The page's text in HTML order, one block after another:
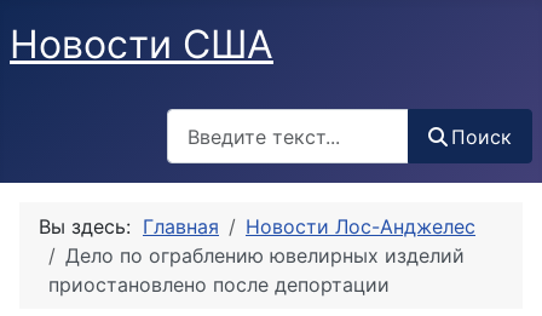
Новости США
Поиск
Вы здесь: Главная
Новости Лос-Анджелес
Дело по ограблению ювелирных изделий
приостановлено после депортации